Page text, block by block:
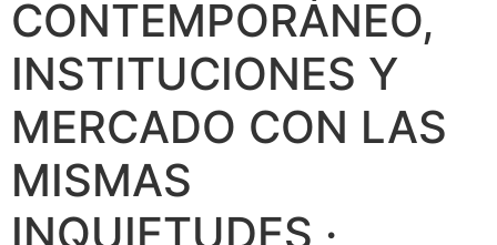
CONTEMPORÁNEO,
INSTITUCIONES Y
MERCADO CON LAS
MISMAS
INQUIETUDES ·